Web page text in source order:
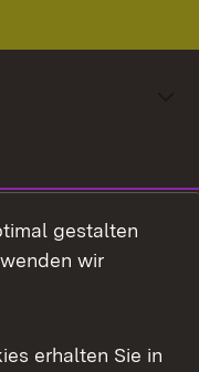
gestalten
wir
erhalten Sie in